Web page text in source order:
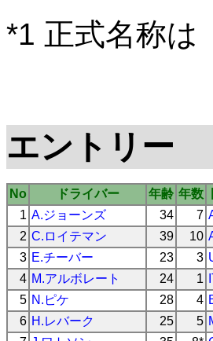
*1 正式名称は
エントリー
No ドライバー 年齢 年数
1 A.ジョーンズ 34 7
2 C.ロイテマン 39 10
3 E.チーバー 23 3
4 M.アルボレート 24 1
5 N.ピケ 28 4
6 H.レバーク 25 5